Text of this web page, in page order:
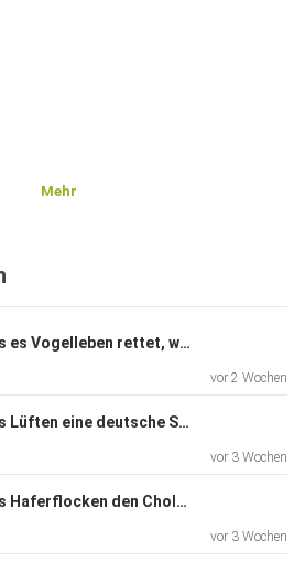
Mehr
Stimmt's, dass es Vogelleben rettet, wenn man die Fenster nicht putzt?
vor 2 Wochen
Stimmt's, dass Lüften eine deutsche Spezialität ist?
vor 3 Wochen
Stimmt's, dass Haferflocken den Cholesterinspiegel senken?
vor 3 Wochen